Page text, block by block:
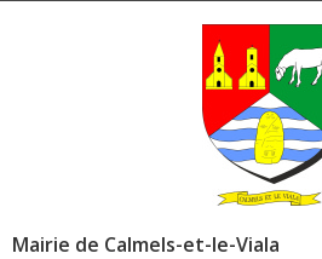
Mairie de Calmels-et-le-Viala